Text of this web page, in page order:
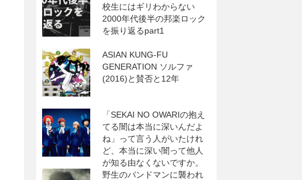
校生にはギリわからない
2000年代後半の邦楽ロック
を振り返るpart1
ASIAN KUNG-FU
GENERATION ソルファ
(2016)と賛否と12年
「SEKAI NO OWARIの抱え
てる闇は本当に深いんだよ
ね」って言う人がいたけれ
ど、本当に深い闇って他人
が知る由なくないですか。
野生のバンドマンに襲われ